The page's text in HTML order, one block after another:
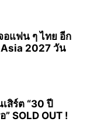
อแฟน ๆ ไทย อีก
Asia 2027 วัน
เสิร์ต “30 ปี
” SOLD OUT !